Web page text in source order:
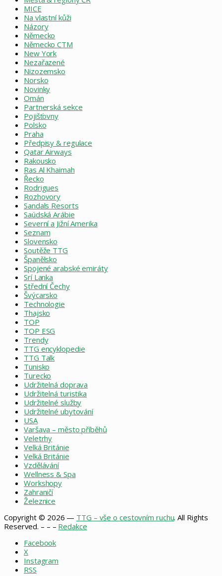
MICE
Na vlastní kůži
Názory
Německo
Německo CTM
New York
Nezařazené
Nizozemsko
Norsko
Novinky
Omán
Partnerská sekce
Pojišťovny
Polsko
Praha
Předpisy & regulace
Qatar Airways
Rakousko
Ras Al Khaimah
Řecko
Rodrigues
Rozhovory
Sandals Resorts
Saúdská Arábie
Severní a Jižní Amerika
Seznam
Slovensko
Soutěže TTG
Španělsko
Spojené arabské emiráty
Srí Lanka
Střední Čechy
Švýcarsko
Technologie
Thajsko
TOP
TOP ESG
Trendy
TTG encyklopedie
TTG Talk
Tunisko
Turecko
Udržitelná doprava
Udržitelná turistika
Udržitelné služby
Udržitelné ubytování
USA
Varšava – město příběhů
Veletrhy
Velká Británie
Velká Británie
Vzdělávání
Wellness & Spa
Workshopy
Zahraničí
Železnice
Copyright © 2026 — TTG – vše o cestovním ruchu. All Rights
Reserved. – – – Redakce
Facebook
X
Instagram
RSS